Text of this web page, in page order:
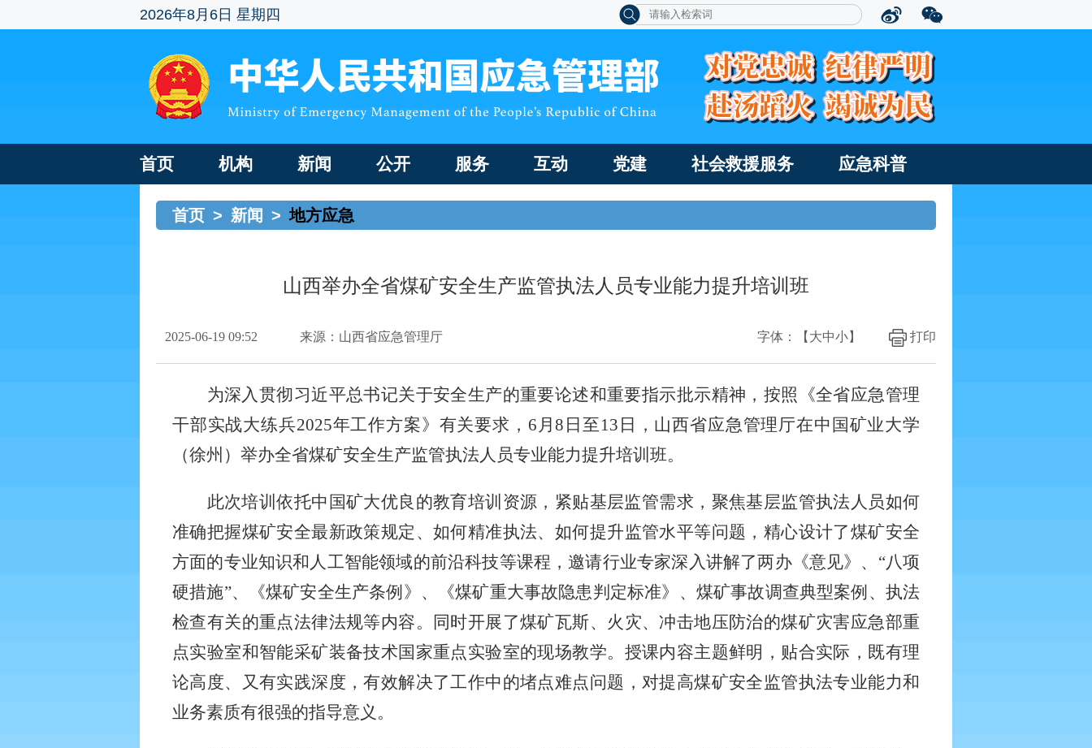
2026年8月6日 星期四
首页 机构 新闻 公开 服务 互动 党建 社会救援服务 应急科普
首页 > 新闻 > 地方应急
山西举办全省煤矿安全生产监管执法人员专业能力提升培训班
2025-06-19 09:52 来源：山西省应急管理厅 打印
字体：【 大中小】
为深入贯彻习近平总书记关于安全生产的重要论述和重要指示批示精神，按照《全省应急管理
干部实战大练兵2025年工作方案》有关要求， 6 月8 日至13 日，山西省应急管理厅在中国矿业大学
（徐州）举办全省煤矿安全生产监管执法人员专业能力提升培训班。
此次培训依托中国矿大优良的教育培训资源，紧贴基层监管需求，聚焦基层监管执法人员如何
准确把握煤矿安全最新政策规定、如何精准执法、如何提升监管水平等问题，精心设计了煤矿安全
方面的专业知识和人工智能领域的前沿科技等课程，邀请行业专家深入讲解了两办《意见》、 “八项
硬措施”、《煤矿安全生产条例》、《煤矿重大事故隐患判定标准》、煤矿事故调查典型案例、执法
检查有关的重点法律法规等内容。同时开展了煤矿瓦斯、火灾、冲击地压防治的煤矿灾害应急部重
点实验室和智能采矿装备技术国家重点实验室的现场教学。授课内容主题鲜明，贴合实际，既有理
论高度、又有实践深度，有效解决了工作中的堵点难点问题，对提高煤矿安全监管执法专业能力和
业务素质有很强的指导意义。